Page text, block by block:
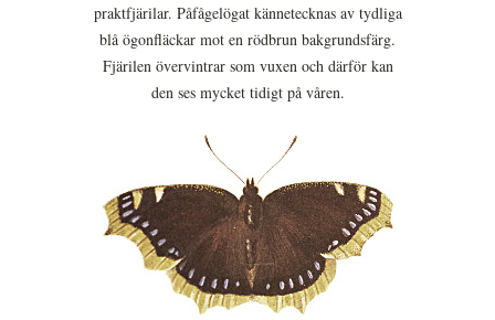
praktfjärilar. Påfågelögat kännetecknas av tydliga
blå ögonfläckar mot en rödbrun bakgrundsfärg.
Fjärilen övervintrar som vuxen och därför kan
den ses mycket tidigt på våren.